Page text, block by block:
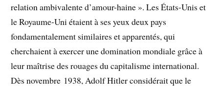
relation ambivalente d’amour-haine ». Les États-Unis et
le Royaume-Uni étaient à ses yeux deux pays
fondamentalement similaires et apparentés, qui
cherchaient à exercer une domination mondiale grâce à
leur maîtrise des rouages du capitalisme international.
Dès novembre 1938, Adolf Hitler considérait que le